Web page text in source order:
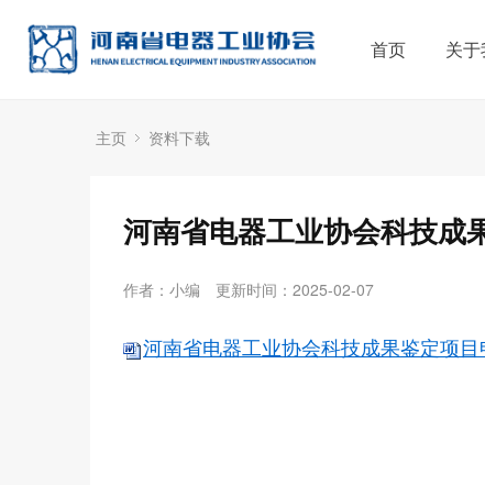
首页 关
主页 资料下载
河南省电器工业协会科技成
作者：小编 更新时间：2025-02-07
河南省电器工业协会科技成果鉴定项